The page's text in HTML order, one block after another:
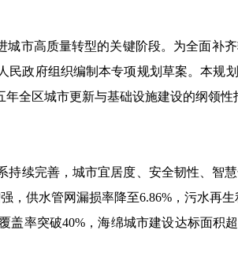
市高质量转型的关键阶段。为全面补
民政府组织编制本专项规划草案。本规
全区城市更新与基础设施建设的纲领性
持续完善，城市宜居度、安全韧性、智
，供水管网漏损率降至6.86% ，污水再
盖率突破40% ，海绵城市建设达标面积超